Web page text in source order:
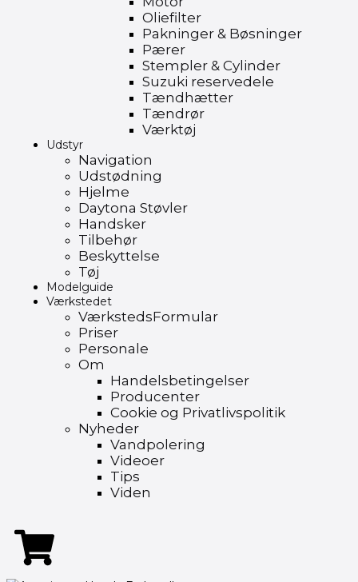
Oliefilter
Pakninger & Bøsninger
Pærer
Stempler & Cylinder
Suzuki reservedele
Tændhætter
Tændrør
Værktøj
Udstyr
Navigation
Udstødning
Hjelme
Daytona Støvler
Handsker
Tilbehør
Beskyttelse
Tøj
Modelguide
Værkstedet
VærkstedsFormular
Priser
Personale
Om
Handelsbetingelser
Producenter
Cookie og Privatlivspolitik
Nyheder
Vandpolering
Videoer
Tips
Viden